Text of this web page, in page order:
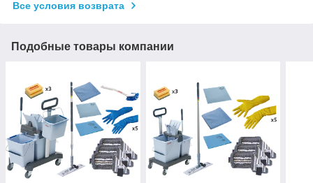
Все условия возврата
Подобные товары компании